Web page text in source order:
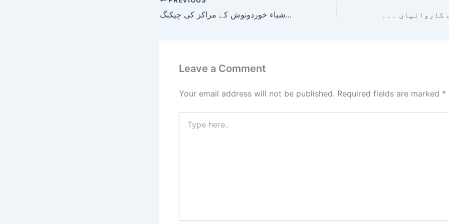
بی ایف اے انسپیکشن ٹیم کی کوئٹہ کے علاقے پشتون آباد میں قائم اشیاء خوردونوش کے مراکز کی چیکنگ!
Leave a Comment
Your email address will not be published. Required fields are marked *
here..